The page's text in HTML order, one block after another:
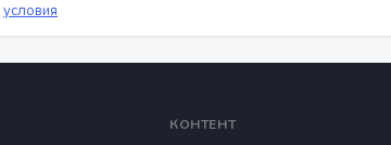
условия
КОНТЕНТ